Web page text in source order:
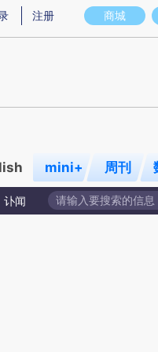
意图存在偏差。不代表财新观点
商城
注册
mini+ 周刊
讣闻